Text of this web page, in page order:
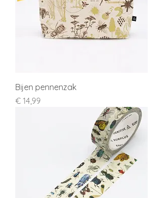
Bijen pennenzak
Prijs
€ 14,99